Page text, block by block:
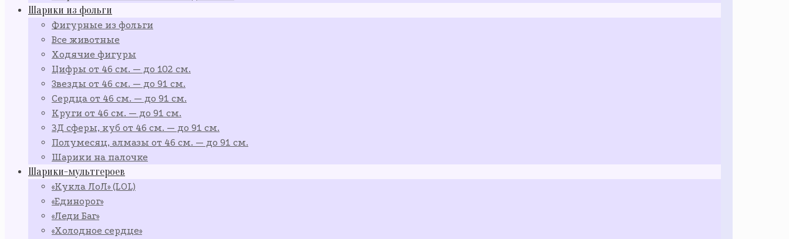
Шарики из фольги
Фигурные из фольги
Все животные
Ходячие фигуры
Цифры от 46 см. — до 102 см.
Звезды от 46 см. — до 91 см.
Сердца от 46 см. — до 91 см.
Круги от 46 см. — до 91 см.
3Д сферы, куб от 46 см. — до 91 см.
Полумесяц, алмазы от 46 см. — до 91 см.
Шарики на палочке
Шарики-мультгероев
«Кукла ЛоЛ» (LOL)
«Единорог»
«Леди Баг»
«Холодное сердце»